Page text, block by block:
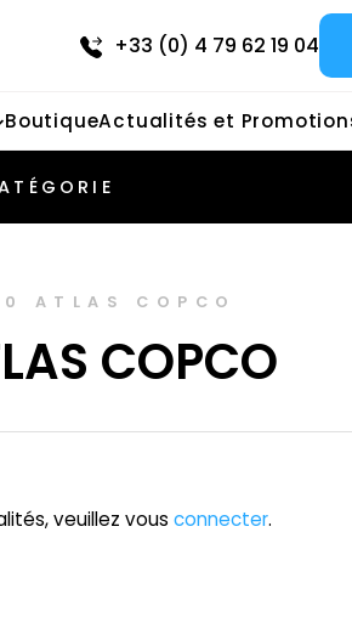
+33 (0) 4 79 62 19 04
BoutiqueActualités et
ATLAS COPCO
COPCO
veuillez vous connecter.